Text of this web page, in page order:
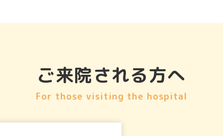
ご来院される方へ
For those visiting the hospital